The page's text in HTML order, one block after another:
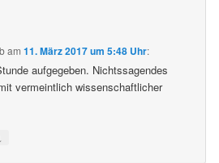
am11. März 2017 um 5:48 Uhr:
aufgegeben. Nichtssagendes
vermeintlich wissenschaftlicher